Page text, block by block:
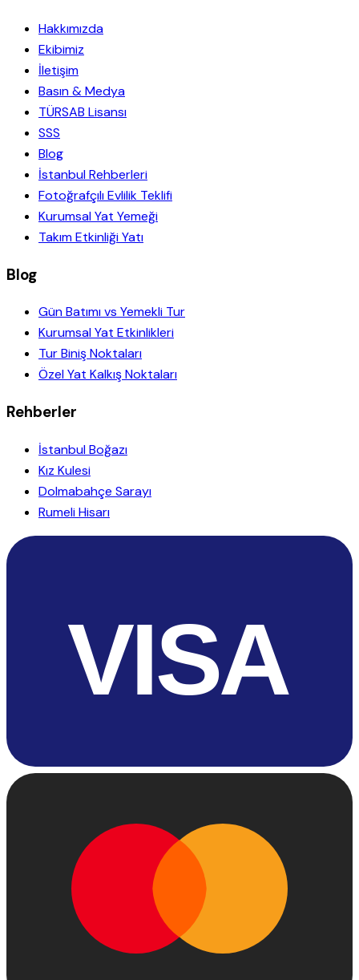
Hakkımızda
Ekibimiz
İletişim
Basın & Medya
TÜRSAB Lisansı
SSS
Blog
İstanbul Rehberleri
Fotoğrafçılı Evlilik Teklifi
Kurumsal Yat Yemeği
Takım Etkinliği Yatı
Blog
Gün Batımı vs Yemekli Tur
Kurumsal Yat Etkinlikleri
Tur Biniş Noktaları
Özel Yat Kalkış Noktaları
Rehberler
İstanbul Boğazı
Kız Kulesi
Dolmabahçe Sarayı
Rumeli Hisarı
VISA